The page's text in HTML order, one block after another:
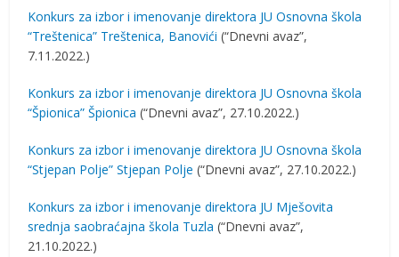
Konkurs za izbor i imenovanje direktora JU Osnovna škola
“Treštenica” Treštenica, Banovići (“Dnevni avaz”,
7.11.2022.)
Konkurs za izbor i imenovanje direktora JU Osnovna škola
“Špionica” Špionica (“Dnevni avaz”, 27.10.2022.)
Konkurs za izbor i imenovanje direktora JU Osnovna škola
“Stjepan Polje” Stjepan Polje (“Dnevni avaz”, 27.10.2022.)
Konkurs za izbor i imenovanje direktora JU Mješovita
srednja saobraćajna škola Tuzla (“Dnevni avaz”,
21.10.2022.)